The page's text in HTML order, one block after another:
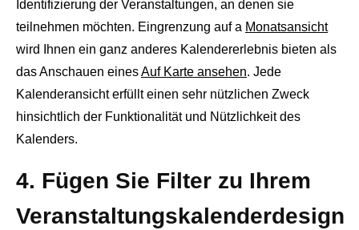
Identifizierung der Veranstaltungen, an denen sie
teilnehmen möchten. Eingrenzung auf a Monatsansicht
wird Ihnen ein ganz anderes Kalendererlebnis bieten als
das Anschauen einesAuf Karte ansehen. Jede
Kalenderansicht erfüllt einen sehr nützlichen Zweck
hinsichtlich der Funktionalität und Nützlichkeit des
Kalenders.
4. Fügen Sie Filter zu Ihrem
Veranstaltungskalenderdesign